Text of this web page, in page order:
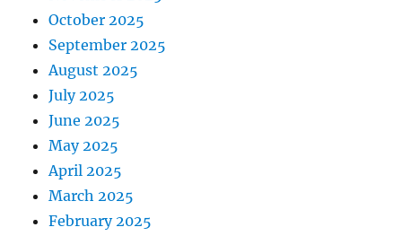
October 2025
September 2025
August 2025
July 2025
June 2025
May 2025
April 2025
March 2025
February 2025